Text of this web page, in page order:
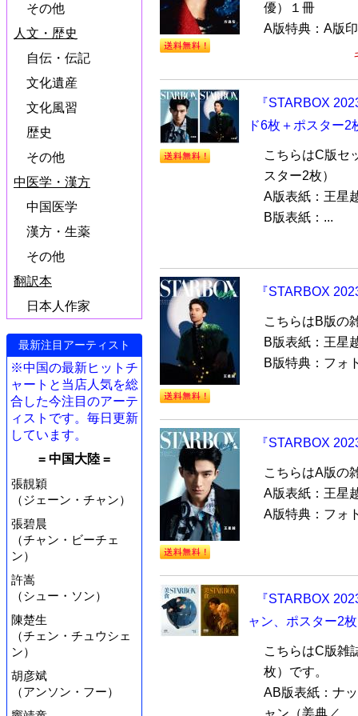
その他
人文・歴史
自伝・伝記
文化遺産
文化風習
歴史
その他
中医学・漢方
中国医学
漢方・生薬
その他
翻訳本
日本人作家
最新注目アーティスト
※中国の最新ヒットチ
ャートと当店人気を総
合した今注目のアーテ
ィストです。毎日更新
しています。
= 中国大陸 =
張靚穎
（ジェーン・チャン）
張碧晨
（チャン・ビーチェ
ン）
許嵩
（シュー・ソン）
陳楚生
（チェン・チュウシェ
ン）
胡彦斌
（アンソン・フー）
優）１冊
A版特典：A版
『STARBOX
ド6枚＋ポスター2
こちらはC版セ
スター2枚）
A版表紙：王星
B版表紙：...
『STARBOX
こちらはB版の
B版表紙：王星
B版特典：フォ
『STARBOX
こちらはA版の
A版表紙：王星
A版特典：フォ
『STARBOX
ャン、ポスター2
こちらはC版雑
枚）です。
AB版表紙：ナ
ャン（姜典／...